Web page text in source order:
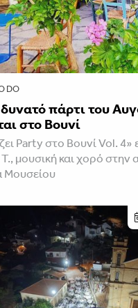
DO
πάρτι του
στο Βουνί
Party στο Βουνί Vol. 4»
T., μουσική και χορό στην
Μουσείου